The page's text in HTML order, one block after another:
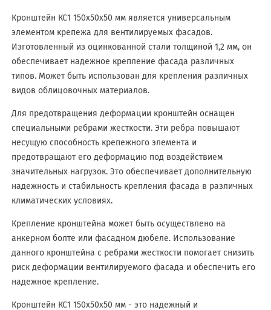
Кронштейн КС1 150х50х50 мм является универсальным
элементом крепежа для вентилируемых фасадов.
Изготовленный из оцинкованной стали толщиной 1,2 мм, он
обеспечивает надежное крепление фасада различных
типов. Может быть использован для крепления различных
видов облицовочных материалов.
Для предотвращения деформации кронштейн оснащен
специальными ребрами жесткости. Эти ребра повышают
несущую способность крепежного элемента и
предотвращают его деформацию под воздействием
значительных нагрузок. Это обеспечивает дополнительную
надежность и стабильность крепления фасада в различных
климатических условиях.
Крепление кронштейна может быть осуществлено на
анкерном болте или фасадном дюбеле. Использование
данного кронштейна с ребрами жесткости помогает снизить
риск деформации вентилируемого фасада и обеспечить его
надежное крепление.
Кронштейн КС1 150х50х50 мм - это надежный и